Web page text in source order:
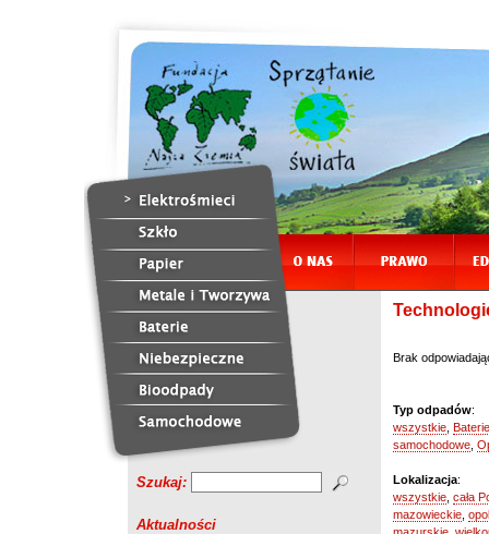
Szukaj:
Aktualności
Brak
Typ odpadów:
wszystkie Baterie
samochodowe
Lokalizacja:
wszystkie cała
mazowieckie